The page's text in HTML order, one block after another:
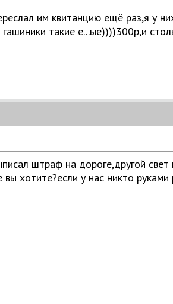
им квитанцию ещё раз,я у
такие е...ые))))300р,и
штраф на дороге,другой
хотите?если у нас никто